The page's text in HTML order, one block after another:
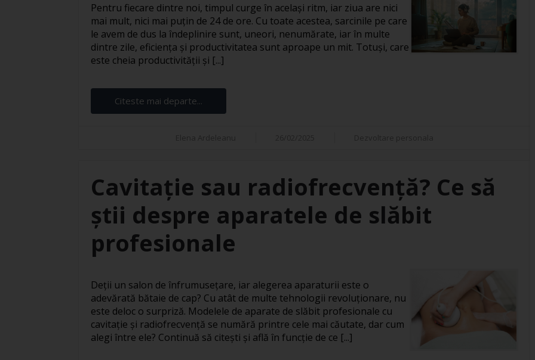
Pentru fiecare dintre noi, timpul curge în același ritm, iar ziua are nici
mai mult, nici mai puțin de 24 de ore. Cu toate acestea, sarcinile pe care
le avem de dus la îndeplinire sunt, uneori, nenumărate, iar în multe
dintre zile, eficiența și productivitatea sunt aproape un mit. Totuși, care
este cheia productivității și [...]
Citeste mai departe...
Cavitație sau radiofrecvență? Ce să
știi despre aparatele de slăbit
profesionale
Deții un salon de înfrumusețare, iar alegerea aparaturii este o
adevărată bătaie de cap? Cu atât de multe tehnologii revoluționare, nu
este deloc o surpriză. Modelele de aparate de slăbit profesionale cu
cavitație și radiofrecvență se numără printre cele mai căutate, dar cum
alegi între ele? Continuă să citești și află în funcție de ce [...]